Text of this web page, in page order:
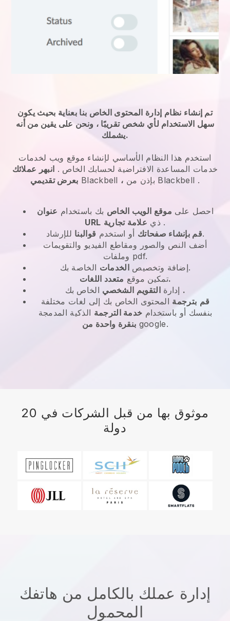
تم إنشاء نظام إدارة المحتوى الخاص بنا بعناية بحيث يكون
سهل الاستخدام لأي شخص تقريبًا ، ونحن على يقين من أنه
يشملك.
استخدم هذا النظام الأساسي لإنشاء موقع ويب لخدمات
خدمات المساعدة الافتراضية لحسابك الخاص . انبهر عملائك
بعرض تقديمي Blackbell ، Blackbell .
احصل على موقع الويب الخاص بك باستخدام عنوان
URL
ذي علامة تجارية
.
قم بإنشاء صفحاتك أو استخدم قوالبنا
للإرشاد.
أضف النص والصور ومقاطع الفيديو والتقويمات
وملفات pdf.
إضافة وتخصيصالخدمات
الخاصة بك.
تمكين موقعمتعدد اللغات.
إدارةالتقويم الشخصي
.
قم بترجمة المحتوى الخاص بك إلى لغات مختلفة
بنفسك أو باستخدام خدمة الترجمة الذكية المدمجة
بنقرة واحدة من google.
موثوق بها من قبل الشركات في 20
دولة
إدارة عملك بالكامل من هاتفك
المحمول